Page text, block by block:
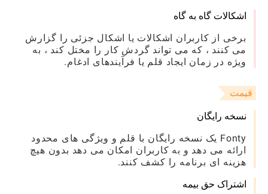
اشکالات گاه به گاه
برخی از کاربران اشکالات یا اشکال جزئی را گزارش
می کنند ، که می تواند گردش کار را مختل کند ، به
ویژه در زمان ایجاد قلم یا فرآیندهای ادغام.
قیمت
نسخه رایگان
Fonty یک نسخه رایگان با قلم و ویژگی های محدود
ارائه می دهد و به کاربران امکان می دهد بدون هیچ
هزینه ای برنامه را کشف کنند.
اشتراک حق بیمه